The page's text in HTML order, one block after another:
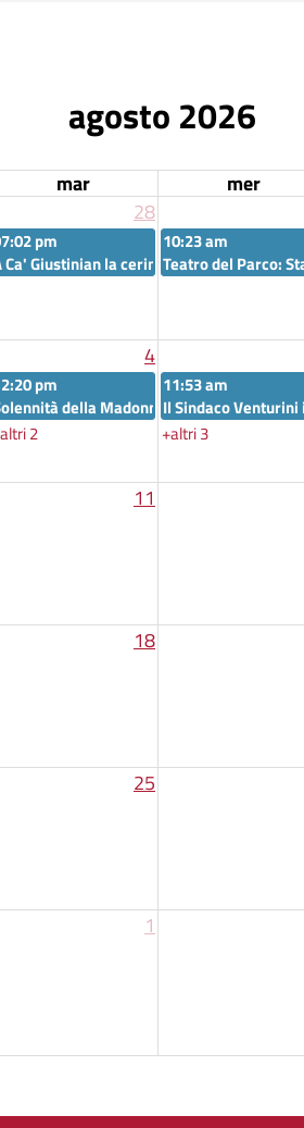
agosto 2026
mar mer
28
per un sorriso"
Ca' Farsetti
pm
Ca' Giustinian la cerimonia in ricordo
10:23 am
Teatro del Parco:
4
incontra il primo cittadino di Sakai,
pm
della Madonna dell'Apparizione a
11:53 am
Il Sindaco Venturini
2 +altri 3
11
18
25
1